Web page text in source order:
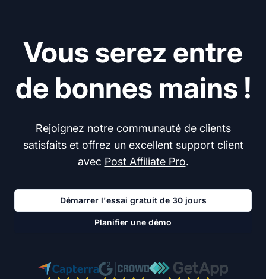
Vous serez entre
de bonnes mains !
Rejoignez notre communauté de clients
satisfaits et offrez un excellent support client
avec Post Affiliate Pro.
Démarrer l'essai gratuit de 30 jours
Planifier une démo